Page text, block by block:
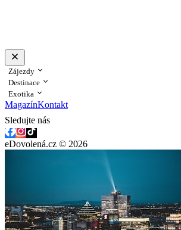
Zájezdy
Destinace
Exotika
MagazínKontakt
Sledujte nás
eDovolená.cz © 2026